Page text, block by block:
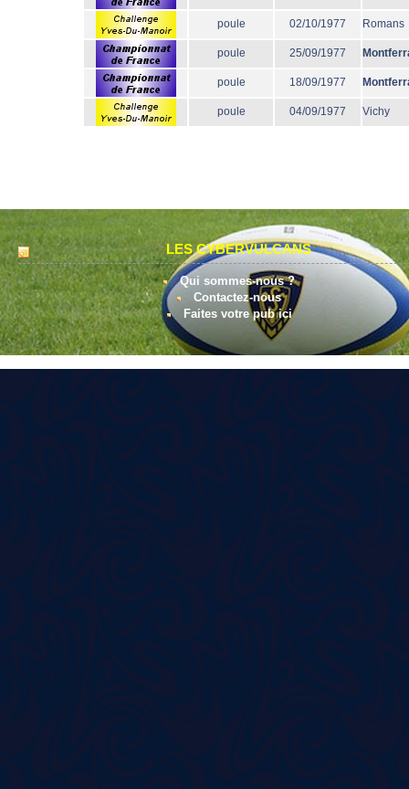
poule 02/10/1977 Romans
poule 25/09/1977
poule 18/09/1977
poule 04/09/1977 Vichy
LES CYBERVULCANS
Qui sommes-nous ?
Contactez-nous
Faites votre pub ici